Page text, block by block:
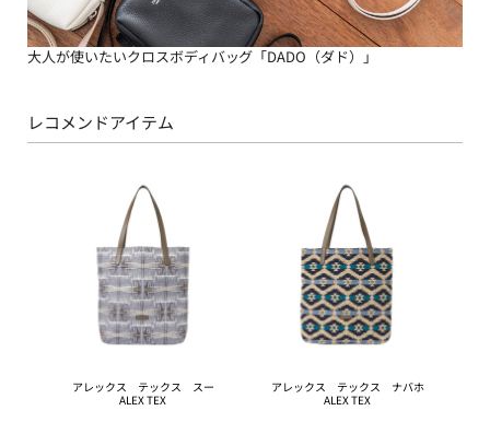
大人が使いたいクロスボディバッグ「DADO（ダド）」
レコメンドアイテム
アレックス テックス スー
ALEX TEX
アレックス テックス ナバホ
ALEX TEX